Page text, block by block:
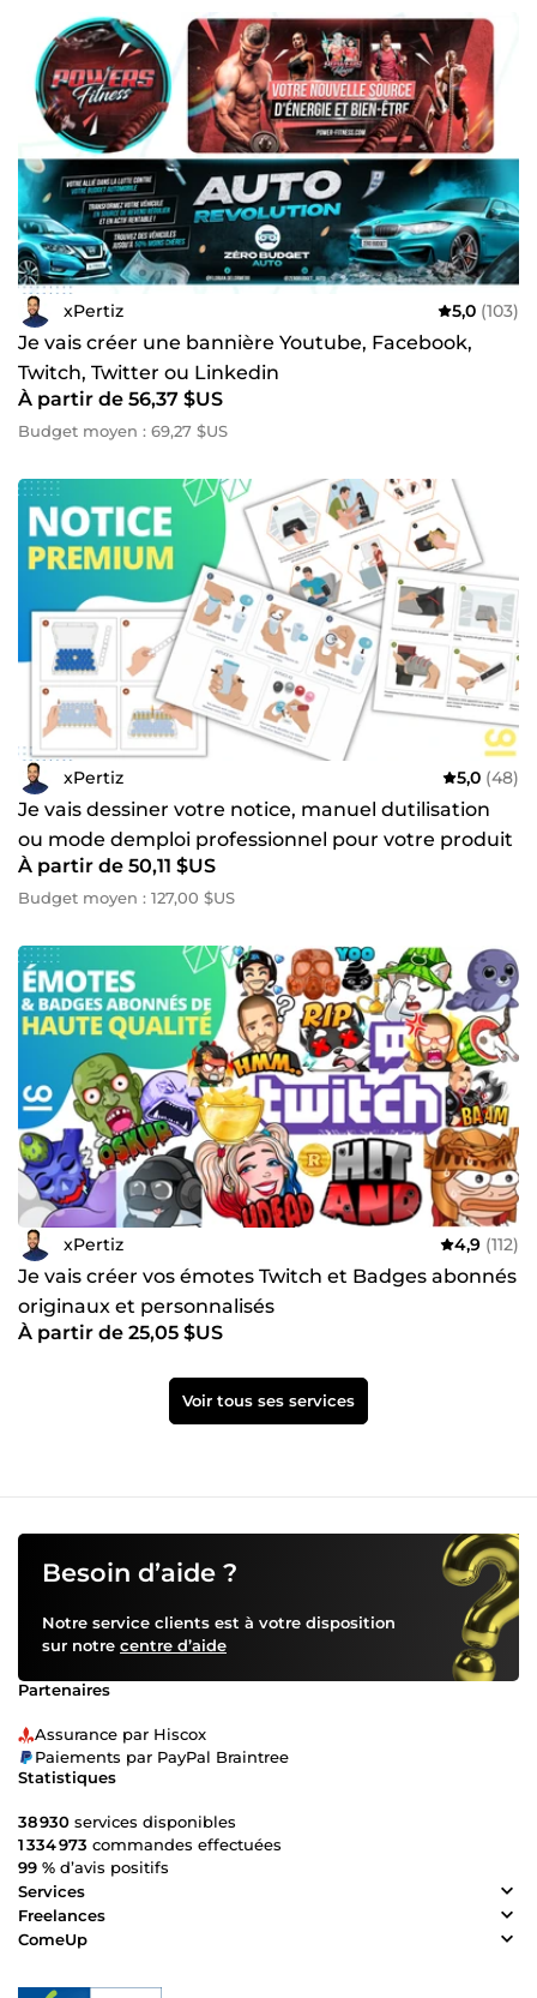
xPertiz 5,0 (103)
Je vais créer une bannière Youtube, Facebook,
Twitch, Twitter ou Linkedin
À partir de 56,37 $US
Budget moyen : 69,27 $US
xPertiz 5,0 (48)
Je vais dessiner votre notice, manuel dutilisation
ou mode demploi professionnel pour votre produit
À partir de 50,11 $US
Budget moyen : 127,00 $US
xPertiz 4,9 (112)
Je vais créer vos émotes Twitch et Badges abonnés
originaux et personnalisés
À partir de 25,05 $US
Voir tous ses services
Besoin d’aide ?
Notre service clients est à votre disposition
sur notre centre d’aide
Partenaires
Assurance par Hiscox
Paiements par PayPal Braintree
Statistiques
38 930 services disponibles
1 334 973 commandes effectuées
99 % d’avis positifs
Services
Freelances
ComeUp